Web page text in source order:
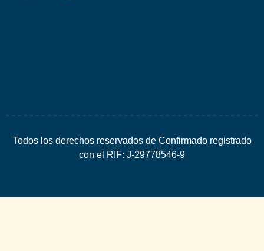
Todos los derechos reservados de Confirmado registrado
con el RIF: J-29778546-9